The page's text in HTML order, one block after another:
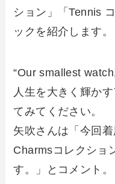
ション」「Tennis
ックを紹介します。
“Our smallest
人生を大きく輝か
てみてください。
矢吹さんは「今回
Charmsコレクショ
す。」とコメント。